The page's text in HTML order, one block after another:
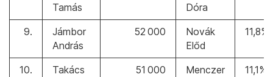
Tamás
Dóra
9.
Jámbor
András
52 000
Novák
Előd
11,8%
10.
Takács
51 000
Menczer
11,1%